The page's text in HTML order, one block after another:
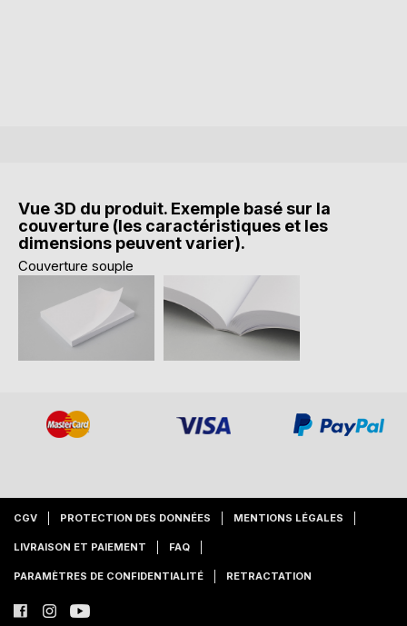
Vue 3D du produit. Exemple basé sur la
couverture (les caractéristiques et les
dimensions peuvent varier).
Couverture souple
CGV PROTECTION DES DONNÉES MENTIONS LÉGALES
LIVRAISON ET PAIEMENT FAQ
PARAMÈTRES DE CONFIDENTIALITÉ RETRACTATION